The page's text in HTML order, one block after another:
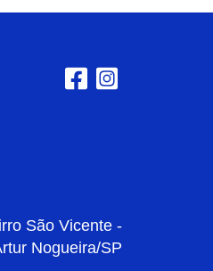
São Vicente -
Nogueira/SP